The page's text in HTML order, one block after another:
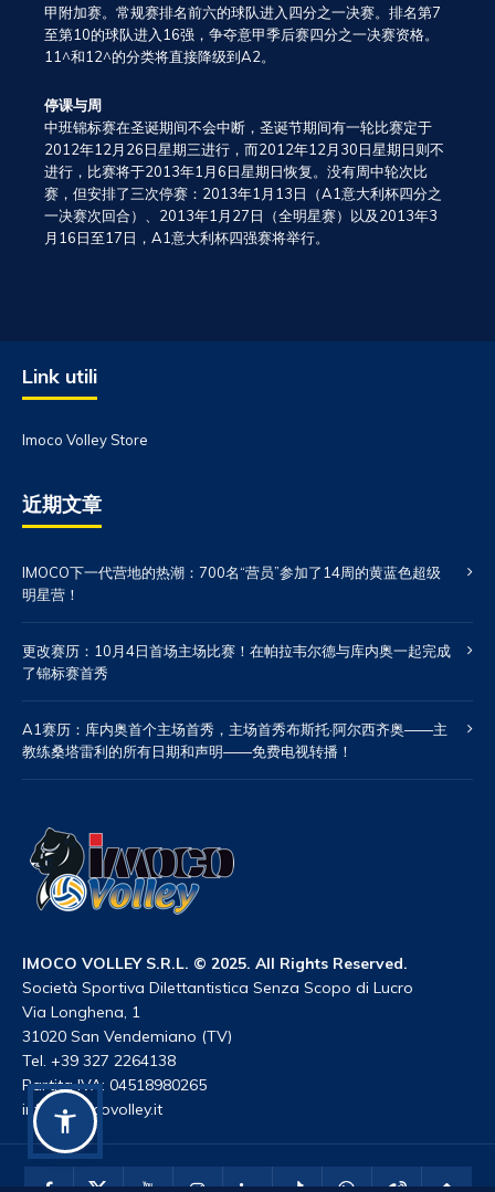
甲附加赛。常规赛排名前六的球队进入四分之一决赛。排名第7
至第10的球队进入16强，争夺意甲季后赛四分之一决赛资格。
11^和12^的分类将直接降级到A2。
停课与周
中班锦标赛在圣诞期间不会中断，圣诞节期间有一轮比赛定于
2012年12月26日星期三进行，而2012年12月30日星期日则不
进行，比赛将于2013年1月6日星期日恢复。没有周中轮次比
赛，但安排了三次停赛：2013年1月13日（A1意大利杯四分之
一决赛次回合）、2013年1月27日（全明星赛）以及2013年3
月16日至17日，A1意大利杯四强赛将举行。
Link utili
Imoco Volley Store
近期文章
IMOCO下一代营地的热潮：700名“营员”参加了14周的黄蓝色超级
明星营！
更改赛历：10月4日首场主场比赛！在帕拉韦尔德与库内奥一起完成
了锦标赛首秀
A1赛历：库内奥首个主场首秀，主场首秀布斯托·阿尔西齐奥——主
教练桑塔雷利的所有日期和声明——免费电视转播！
IMOCO VOLLEY S.R.L. © 2025. All Rights Reserved.
Società Sportiva Dilettantistica Senza Scopo di Lucro
Via Longhena, 1
31020 San Vendemiano (TV)
Tel. +39 327 2264138
Partita IVA: 04518980265
info@imocovolley.it